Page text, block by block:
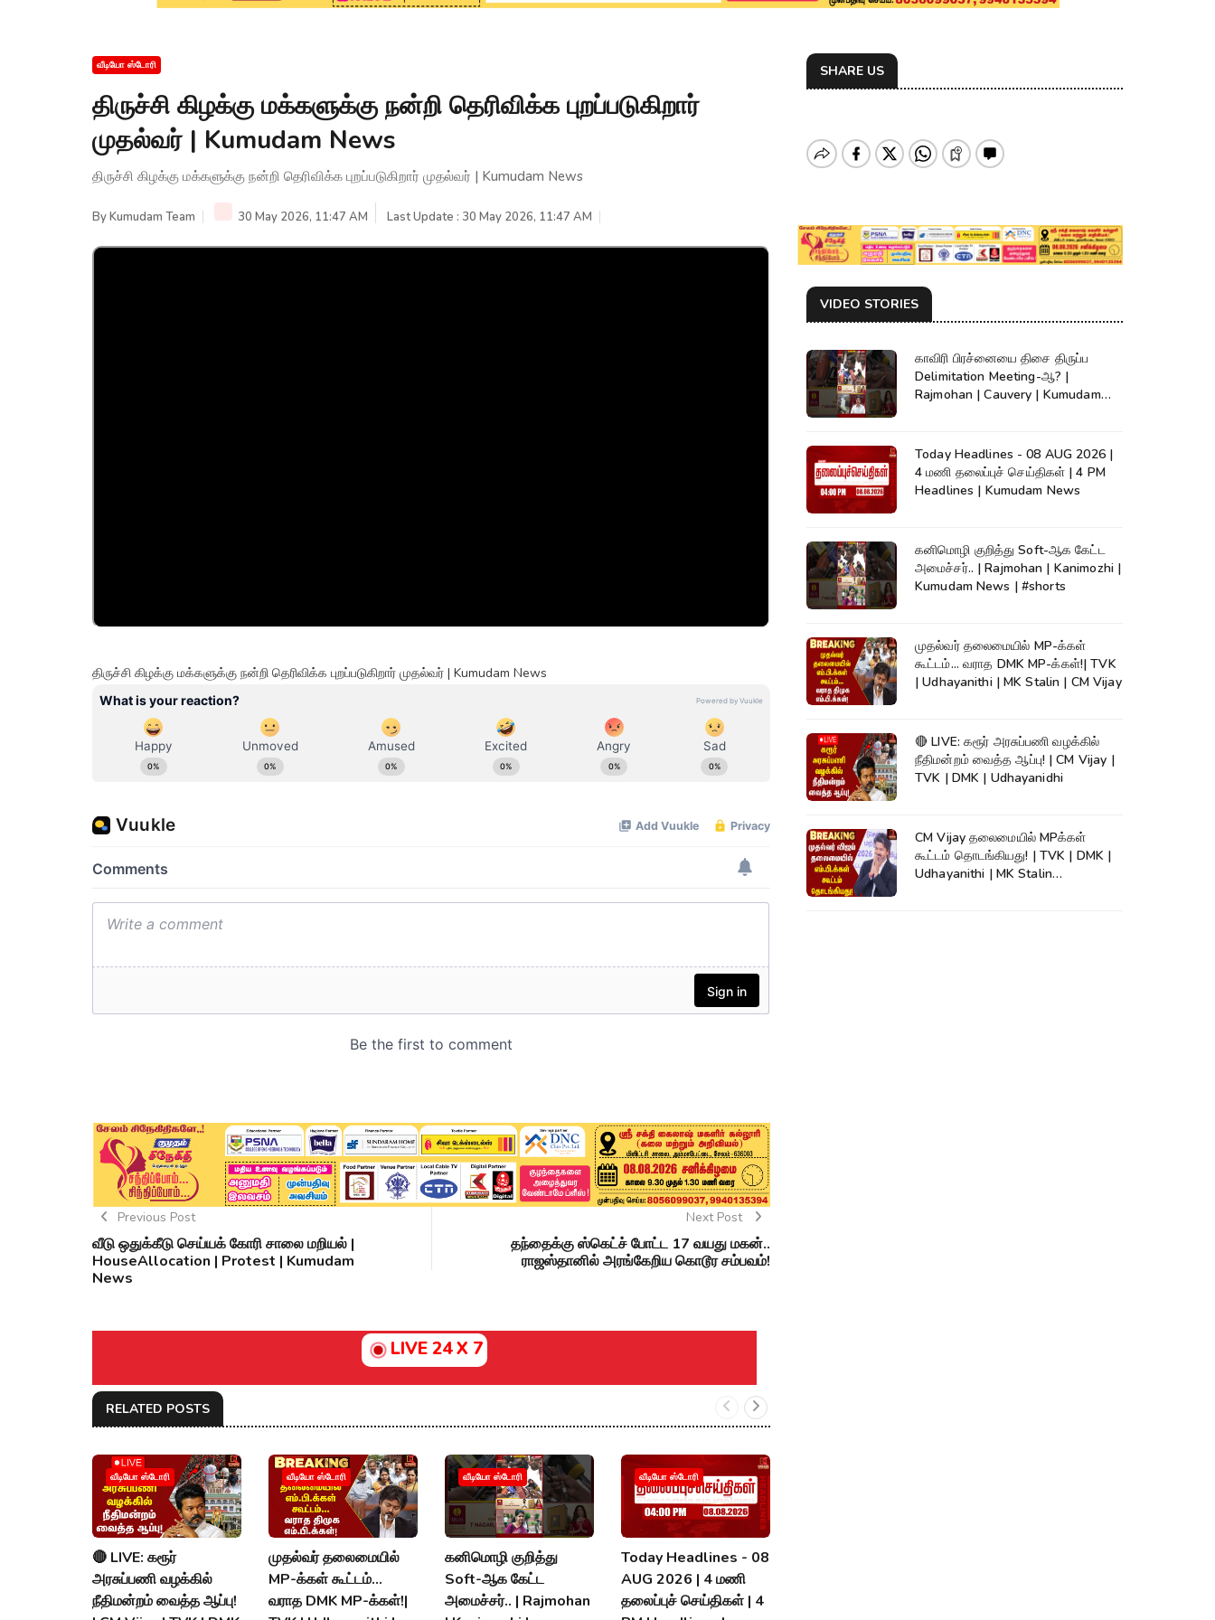
வீடியோ ஸ்டோரி
திருச்சி கிழக்கு மக்களுக்கு நன்றி தெரிவிக்க புறப்படுகிறார்
முதல்வர் | Kumudam News
திருச்சி கிழக்கு மக்களுக்கு நன்றி தெரிவிக்க புறப்படுகிறார் முதல்வர் | Kumudam News
ByKumudam Team 30 May 2026, 11:47 AM Last Update : 30 May 2026, 11:47 AM
திருச்சி கிழக்கு மக்களுக்கு நன்றி தெரிவிக்க புறப்படுகிறார் முதல்வர் | Kumudam News
Previous Post
வீடு ஒதுக்கீடு செய்யக் கோரி சாலை மறியல் |
HouseAllocation | Protest | Kumudam
News
Next Post
தந்தைக்கு ஸ்கெட்ச் போட்ட 17 வயது மகன்..
ராஜஸ்தானில் அரங்கேறிய கொடூர சம்பவம்!
LIVE 24 X 7
RELATED POSTS
வீடியோ ஸ்டோரி
🔴 LIVE: கரூர்
அரசுப்பணி வழக்கில்
நீதிமன்றம் வைத்த ஆப்பு!
வீடியோ ஸ்டோரி
முதல்வர் தலைமையில்
MP-க்கள் கூட்டம்...
வராத DMK MP-க்கள்!|
வீடியோ ஸ்டோரி
கனிமொழி குறித்து
Soft-ஆக கேட்ட
அமைச்சர்.. | Rajmohan
வீடியோ ஸ்டோரி
Today Headlines - 08
AUG 2026 | 4 மணி
தலைப்புச் செய்திகள் | 4
SHARE US
VIDEO STORIES
காவிரி பிரச்னையை திசை திருப்ப
Delimitation Meeting-ஆ? |
Rajmohan | Cauvery | Kumudam
Today Headlines - 08 AUG 2026 |
4 மணி தலைப்புச் செய்திகள் | 4 PM
Headlines | Kumudam News
கனிமொழி குறித்து Soft-ஆக கேட்ட
அமைச்சர்.. | Rajmohan | Kanimozhi |
Kumudam News | #shorts
முதல்வர் தலைமையில் MP-க்கள்
கூட்டம்... வராத DMK MP-க்கள்!| TVK
| Udhayanithi | MK Stalin | CM Vijay
🔴 LIVE: கரூர் அரசுப்பணி வழக்கில்
நீதிமன்றம் வைத்த ஆப்பு! | CM Vijay |
TVK | DMK | Udhayanidhi
CM Vijay தலைமையில் MPக்கள்
கூட்டம் தொடங்கியது! | TVK | DMK |
Udhayanithi | MK Stalin